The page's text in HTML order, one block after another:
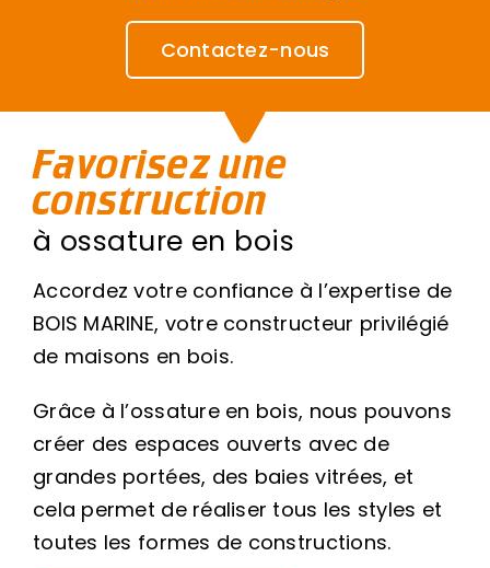
Contactez-nous
Favorisez une
construction
à ossature en bois
Accordez votre confiance à l’expertise de
BOIS MARINE, votre constructeur privilégié
de maisons en bois.
Grâce à l’ossature en bois, nous pouvons
créer des espaces ouverts avec de
grandes portées, des baies vitrées, et
cela permet de réaliser tous les styles et
toutes les formes de constructions.